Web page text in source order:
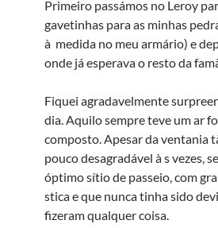
Primeiro passámos no Leroy
gavetinhas para as minhas
à medida no meu armário) e
onde já esperava o resto da
Fiquei agradavelmente
dia. Aquilo sempre teve um ar
composto. Apesar da ventania
pouco desagradável à s vezes,
óptimo sí­tio de passeio, com
stica e que nunca tinha sido
fizeram qualquer coisa.